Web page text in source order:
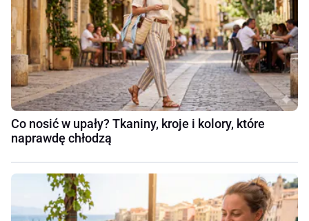
Co nosić w upały? Tkaniny, kroje i kolory, które
naprawdę chłodzą